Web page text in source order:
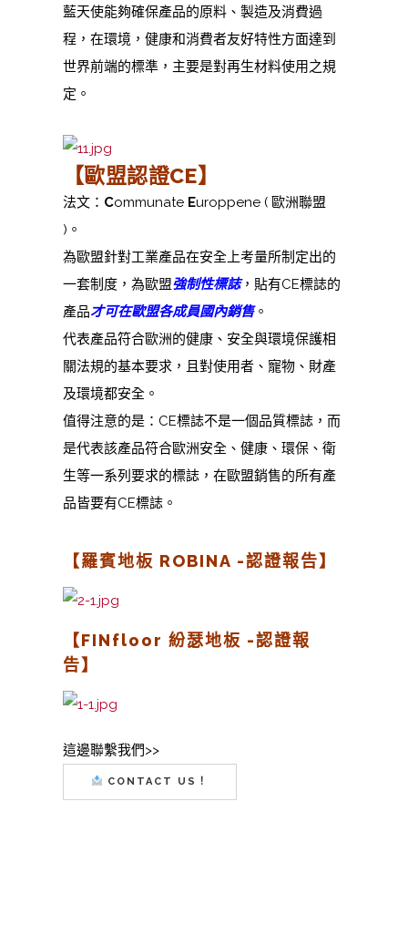
藍天使能夠確保產品的原料、製造及消費過
程，在環境，健康和消費者友好特性方面達到
世界前端的標準，主要是對再生材料使用之規
定。
【歐盟認證CE】
法文： Communate Europpene ( 歐洲聯盟
)。
為歐盟針對工業產品在安全上考量所制定出的
一套制度，為歐盟強制性標誌，貼有CE標誌的
產品才可在歐盟各成員國內銷售。
代表產品符合歐洲的健康、安全與環境保護相
關法規的基本要求，且對使用者、寵物、財產
及環境都安全。
值得注意的是：CE標誌不是一個品質標誌，而
是代表該產品符合歐洲安全、健康、環保、衛
生等一系列要求的標誌，在歐盟銷售的所有產
品皆要有CE標誌。
【羅賓地板 ROBINA -認證報告】
【FINfloor 紛瑟地板 -認證報
告】
這邊聯繫我們>>
CONTACT US！